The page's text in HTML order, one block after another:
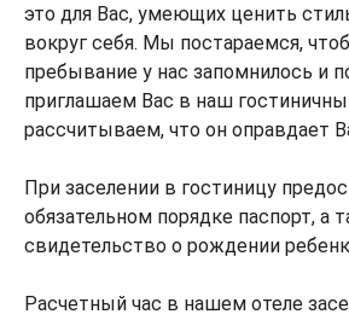
это для Вас, умеющих ценить
вокруг себя. Мы постараемся,
пребывание у нас запомнилось и
приглашаем Вас в наш
рассчитываем, что он оправдает
При заселении в гостиницу
обязательном порядке паспорт, а
свидетельство о рождении
Расчетный час в нашем отеле